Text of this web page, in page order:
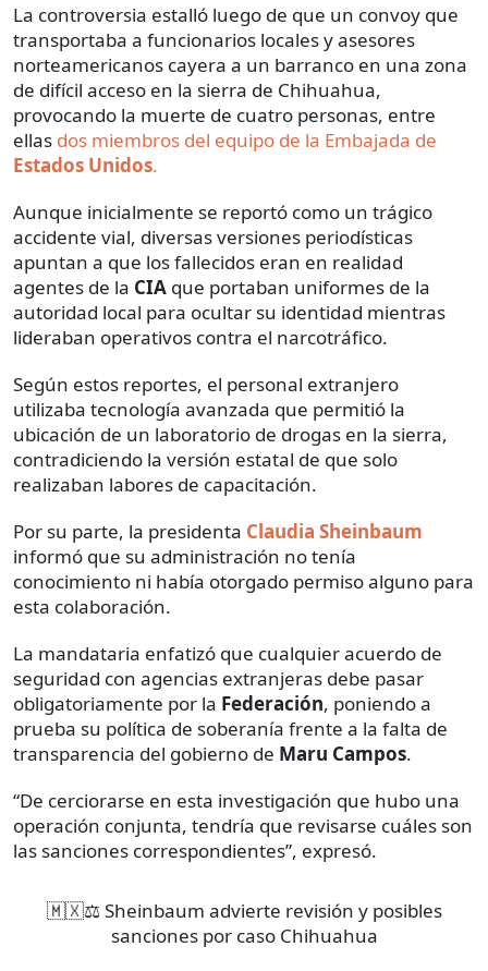
La controversia estalló luego de que un convoy que
transportaba a funcionarios locales y asesores
norteamericanos cayera a un barranco en una zona
de difícil acceso en la sierra de Chihuahua,
provocando la muerte de cuatro personas, entre
ellas dos miembros del equipo de la Embajada de
Estados Unidos.
Aunque inicialmente se reportó como un trágico
accidente vial, diversas versiones periodísticas
apuntan a que los fallecidos eran en realidad
agentes de la CIA que portaban uniformes de la
autoridad local para ocultar su identidad mientras
lideraban operativos contra el narcotráfico.
Según estos reportes, el personal extranjero
utilizaba tecnología avanzada que permitió la
ubicación de un laboratorio de drogas en la sierra,
contradiciendo la versión estatal de que solo
realizaban labores de capacitación.
Por su parte, la presidenta Claudia Sheinbaum
informó que su administración no tenía
conocimiento ni había otorgado permiso alguno para
esta colaboración.
La mandataria enfatizó que cualquier acuerdo de
seguridad con agencias extranjeras debe pasar
obligatoriamente por la Federación, poniendo a
prueba su política de soberanía frente a la falta de
transparencia del gobierno de Maru Campos.
“De cerciorarse en esta investigación que hubo una
operación conjunta, tendría que revisarse cuáles son
las sanciones correspondientes”, expresó.
🇲🇽⚖️ Sheinbaum advierte revisión y posibles
sanciones por caso Chihuahua